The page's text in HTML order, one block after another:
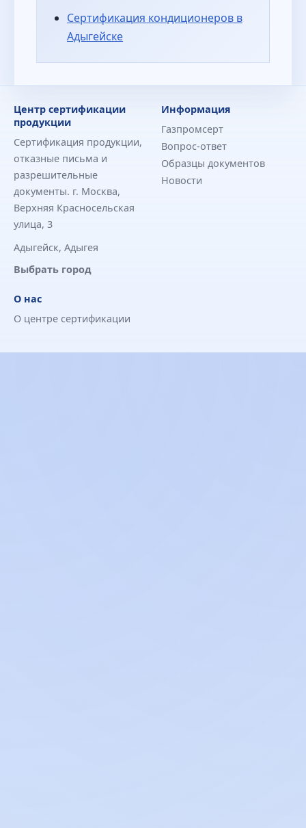
Сертификация кондиционеров в
Адыгейске
Центр сертификации
продукции
Сертификация продукции,
отказные письма и
разрешительные
документы. г. Москва,
Верхняя Красносельская
улица, 3
Адыгейск, Адыгея
Выбрать город
Информация
Газпромсерт
Вопрос-ответ
Образцы документов
Новости
О нас
О центре сертификации